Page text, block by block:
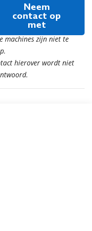
machines zijn niet te
hierover wordt niet
Neem
contact op
met